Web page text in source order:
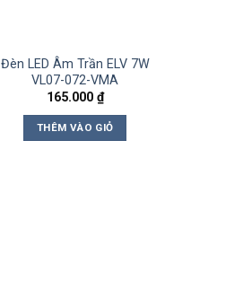
Đèn LED Âm Trần ELV 7W
VL07-072-VMA
165.000 ₫
THÊM VÀO GIỎ